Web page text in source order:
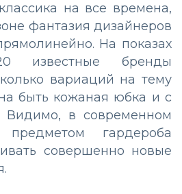
на все времена,
фантазия дизайнеров
На показах
известные бренды
вариаций на тему
быть кожаная юбка и с
Видимо, в современном
гардероба
совершенно новые